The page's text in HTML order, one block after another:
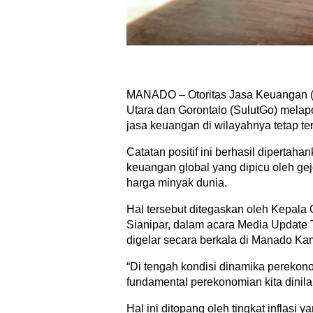
MANADO – Otoritas Jasa
Utara dan Gorontalo (SulutGo)
jasa keuangan di wilayahnya tetap
Catatan positif ini berhasil
keuangan global yang dipicu oleh
harga minyak dunia.
Hal tersebut ditegaskan oleh Kepala
Sianipar, dalam acara Media Update
digelar secara berkala di Manado
“Di tengah kondisi dinamika
fundamental perekonomian kita
Hal ini ditopang oleh tingkat inflasi